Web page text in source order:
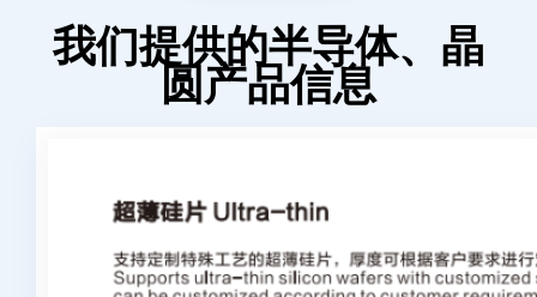
我们提供的半导体、晶
圆产品信息